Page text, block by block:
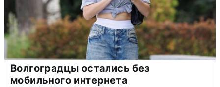
Волгоградцы остались без
мобильного интернета